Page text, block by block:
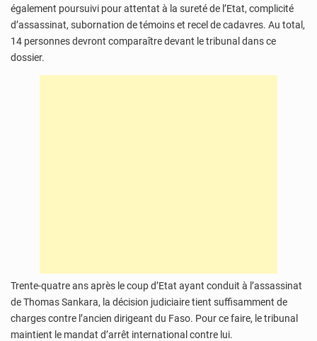
également poursuivi pour attentat à la sureté de l’Etat, complicité
d’assassinat, subornation de témoins et recel de cadavres. Au total,
14 personnes devront comparaître devant le tribunal dans ce
dossier.
Trente-quatre ans après le coup d’Etat ayant conduit à l’assassinat
de Thomas Sankara, la décision judiciaire tient suffisamment de
charges contre l’ancien dirigeant du Faso. Pour ce faire, le tribunal
maintient le mandat d’arrêt international contre lui.